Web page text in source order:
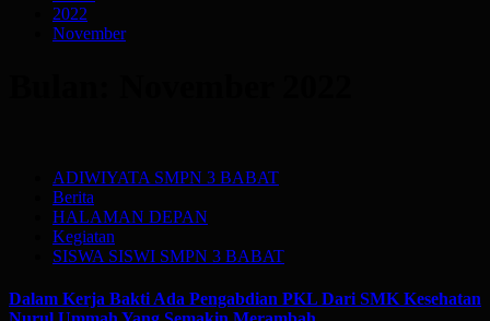
2022
November
ADIWIYATA SMPN 3 BABAT
Berita
HALAMAN DEPAN
Kegiatan
SISWA SISWI SMPN 3 BABAT
Dalam Kerja Bakti Ada Pengabdian PKL Dari SMK Kesehatan